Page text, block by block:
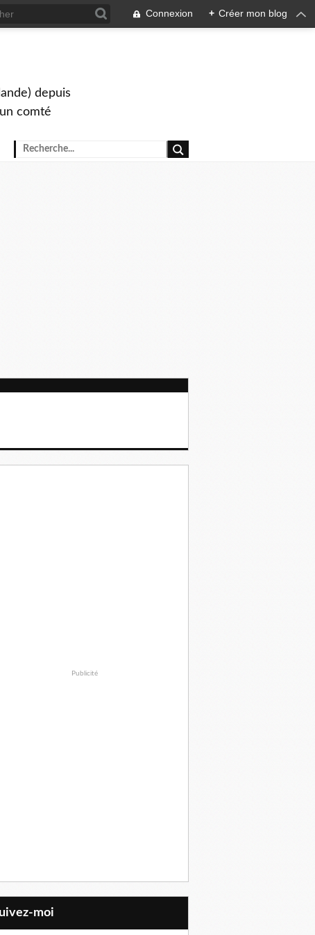
Connexion + Créer mon blog
depuis
comté
Publicité
Suivez-moi